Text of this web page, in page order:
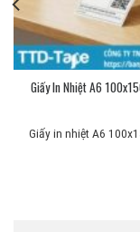
Giấy In Nhiệt A6
Giấy in nhiệt A6